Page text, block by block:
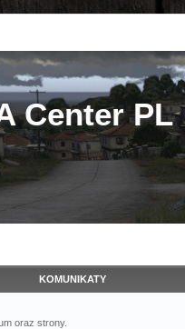
Center PL
KOMUNIKATY
oraz strony.